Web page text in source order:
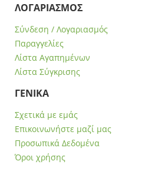
ΛΟΓΑΡΙΑΣΜΟΣ
Σύνδεση / Λογαριασμός
Παραγγελίες
Λίστα Αγαπημένων
Λίστα Σύγκρισης
ΓΕΝΙΚΑ
Σχετικά με εμάς
Επικοινωνήστε μαζί μας
Προσωπικά Δεδομένα
Όροι χρήσης